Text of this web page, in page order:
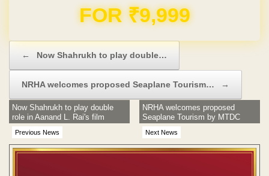
Domain & Hosting FREE for 1 Year
← Now Shahrukh to play double…
NRHA welcomes proposed Seaplane Tourism… →
Previous News
Now Shahrukh to play double
role in Aanand L. Rai's film
Next News
NRHA welcomes proposed
Seaplane Tourism by MTDC